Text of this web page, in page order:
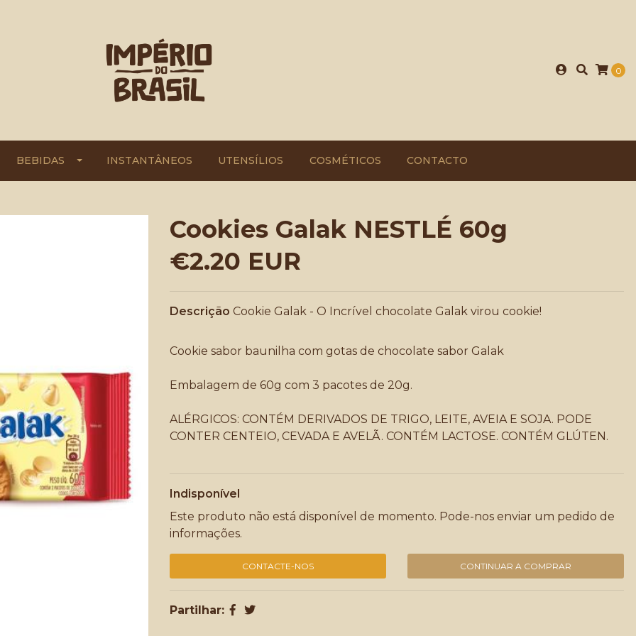
0
BEBIDAS INSTANTÂNEOS UTENSÍLIOS COSMÉTICOS CONTACTO
Cookies Galak NESTLÉ 60g
€2.20 EUR
Descrição Cookie Galak - O Incrível chocolate Galak virou cookie!
Cookie sabor baunilha com gotas de chocolate sabor Galak
Embalagem de 60g com 3 pacotes de 20g.
ALÉRGICOS: CONTÉM DERIVADOS DE TRIGO, LEITE, AVEIA E SOJA. PODE
CONTER CENTEIO, CEVADA E AVELÃ. CONTÉM LACTOSE. CONTÉM GLÚTEN.
Indisponível
Este produto não está disponível de momento. Pode-nos enviar um pedido de
informações.
CONTACTE-NOS CONTINUAR A COMPRAR
Partilhar: